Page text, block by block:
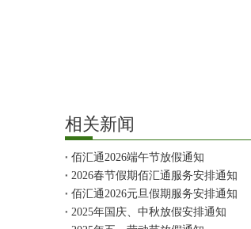
相关新闻
佰汇通2026端午节放假通知
2026春节假期佰汇通服务安排通知
佰汇通2026元旦假期服务安排通知
2025年国庆、中秋放假安排通知